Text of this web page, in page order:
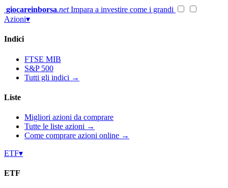
Vai
al
giocareinborsa.net Impara a investire come i grandi
Azioni▾
Indici
FTSE MIB
S&P 500
Tutti gli indici →
Liste
Migliori azioni da comprare
Tutte le liste azioni →
Come comprare azioni online →
ETF▾
ETF